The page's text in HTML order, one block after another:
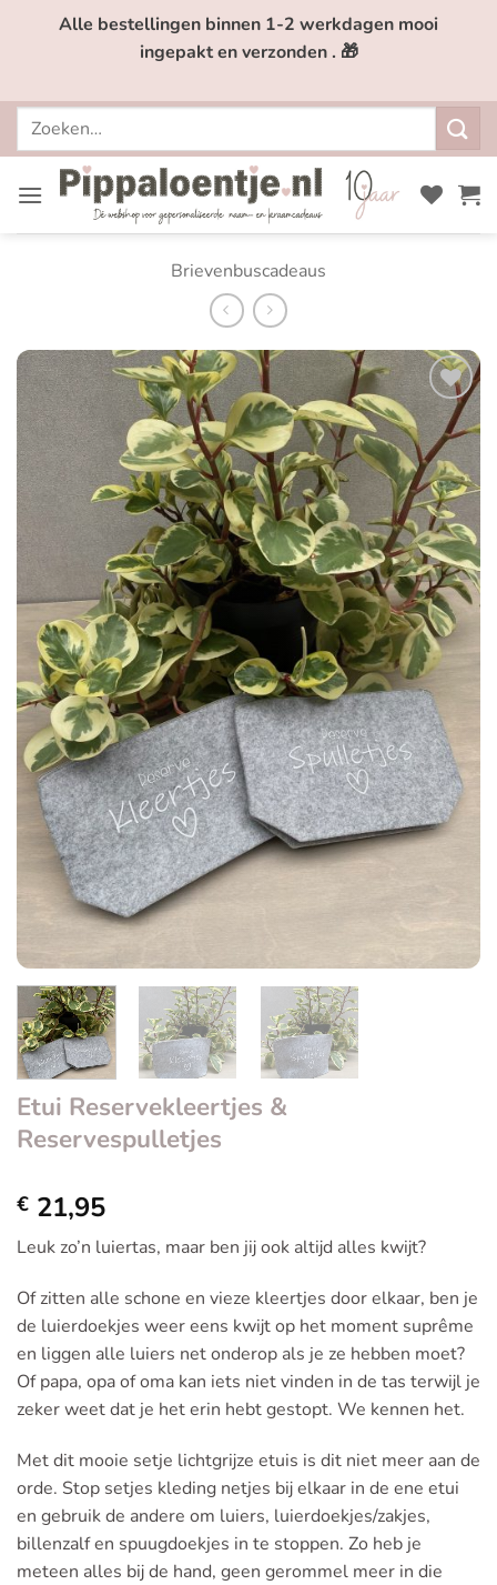
Alle bestellingen binnen 1-2 werkdagen mooi
ingepakt en verzonden . 🎁
Zoeken
Brievenbuscadeaus
Toevoegen
aan
verlanglijst
Etui Reservekleertjes &
Reservespulletjes
€ 21,95
Leuk zo’n luiertas, maar ben jij ook altijd alles kwijt?
Of zitten alle schone en vieze kleertjes door elkaar, ben je
de luierdoekjes weer eens kwijt op het moment suprême
en liggen alle luiers net onderop als je ze hebben moet?
Of papa, opa of oma kan iets niet vinden in de tas terwijl je
zeker weet dat je het erin hebt gestopt. We kennen het.
Met dit mooie setje lichtgrijze etuis is dit niet meer aan de
orde. Stop setjes kleding netjes bij elkaar in de ene etui
en gebruik de andere om luiers, luierdoekjes/zakjes,
billenzalf en spuugdoekjes in te stoppen. Zo heb je
meteen alles bij de hand, geen gerommel meer in die